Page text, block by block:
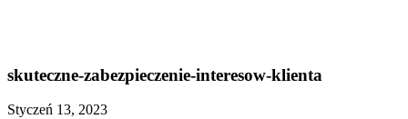
skuteczne-zabezpieczenie-interesow-klienta
Styczeń 13, 2023